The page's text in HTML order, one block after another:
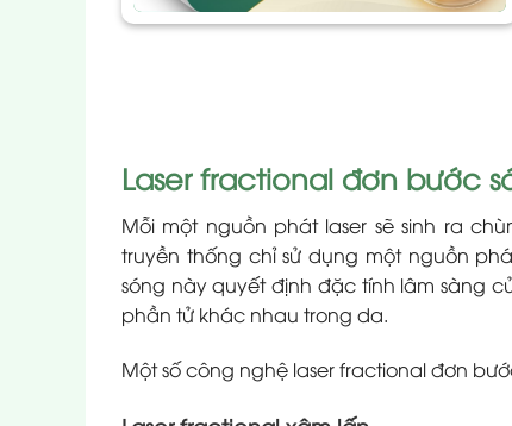
Laser fractional đơn bước
Mỗi một nguồn phát laser sẽ sinh ra
truyền thống chỉ sử dụng một nguồn
sóng này quyết định đặc tính lâm sàng
phần tử khác nhau trong da.
Một số công nghệ laser fractional đơn